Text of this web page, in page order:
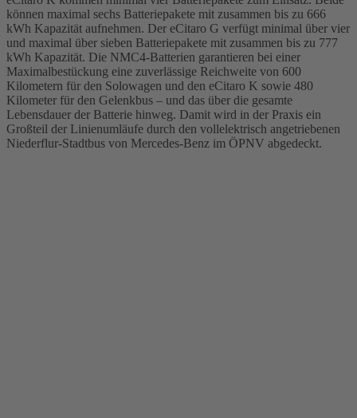
können maximal sechs Batteriepakete mit zusammen bis zu 666
kWh Kapazität aufnehmen. Der eCitaro G verfügt minimal über vier
und maximal über sieben Batteriepakete mit zusammen bis zu 777
kWh Kapazität. Die NMC4-Batterien garantieren bei einer
Maximalbestückung eine zuverlässige Reichweite von 600
Kilometern für den Solowagen und den eCitaro K sowie 480
Kilometer für den Gelenkbus – und das über die gesamte
Lebensdauer der Batterie hinweg. Damit wird in der Praxis ein
Großteil der Linienumläufe durch den vollelektrisch angetriebenen
Niederflur-Stadtbus von Mercedes-Benz im ÖPNV abgedeckt.